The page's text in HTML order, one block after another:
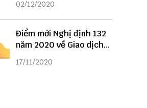
02/12/2020
Điểm mới Nghị định 132
năm 2020 về Giao dịch
liên kết
17/11/2020